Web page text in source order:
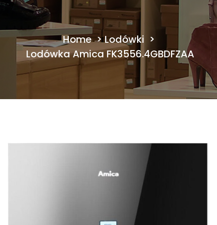
Home>Lodówki >
Lodówka Amica FK3556.4GBDFZAA